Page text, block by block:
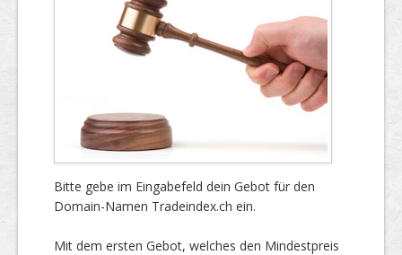
Bitte gebe im Eingabefeld dein Gebot für den
Domain-Namen Tradeindex.ch ein.
Mit dem ersten Gebot, welches den Mindestpreis